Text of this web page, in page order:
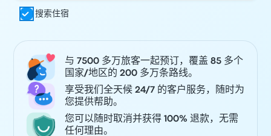
搜索住宿
与 7500 多万旅客一起预订，覆盖 85 多个
国家/地区的 200 多万条路线。
享受我们全天候 24/7 的客户服务，随时为
您提供帮助。
您可以随时取消并获得 100% 退款，无需
任何理由。